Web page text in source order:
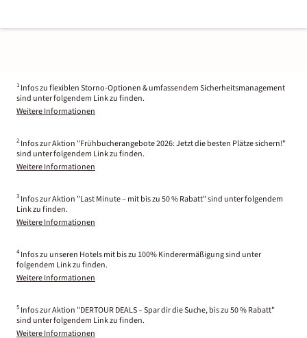
1 Infos zu flexiblen Storno-Optionen & umfassendem Sicherheitsmanagement
sind unter folgendem Link zu finden.
Weitere Informationen
2 Infos zur Aktion "Frühbucherangebote 2026: Jetzt die besten Plätze sichern!"
sind unter folgendem Link zu finden.
Weitere Informationen
3 Infos zur Aktion "Last Minute – mit bis zu 50 % Rabatt" sind unter folgendem
Link zu finden.
Weitere Informationen
4 Infos zu unseren Hotels mit bis zu 100% Kinderermäßigung sind unter
folgendem Link zu finden.
Weitere Informationen
5 Infos zur Aktion "DERTOUR DEALS – Spar dir die Suche, bis zu 50 % Rabatt"
sind unter folgendem Link zu finden.
Weitere Informationen